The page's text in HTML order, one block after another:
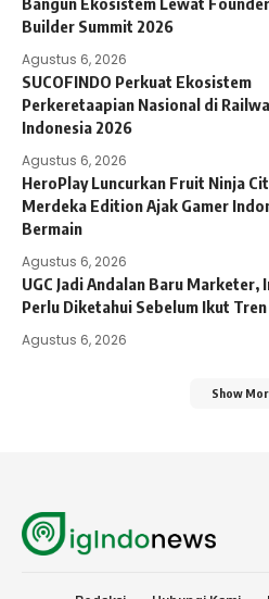
Builder Summit 2026
Agustus 6, 2026
SUCOFINDO Perkuat Ekosistem
Perkeretaapian Nasional di
Indonesia 2026
Agustus 6, 2026
HeroPlay Luncurkan Fruit Ninja
Merdeka Edition Ajak Gamer
Bermain
Agustus 6, 2026
UGC Jadi Andalan Baru Marketer,
Perlu Diketahui Sebelum Ikut
Agustus 6, 2026
Show